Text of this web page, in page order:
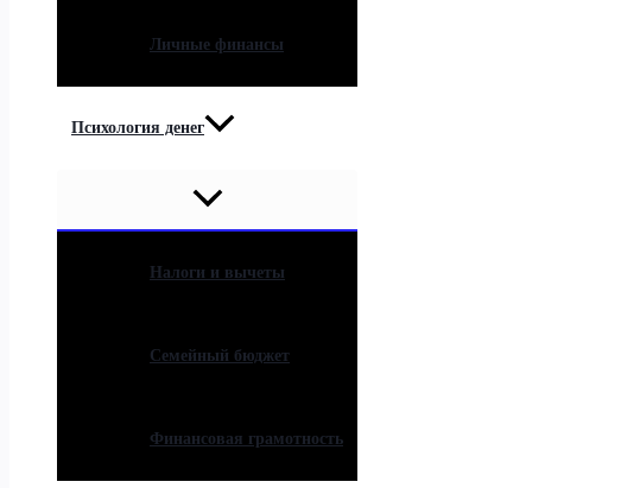
Личные финансы
Психология денег
Налоги и вычеты
Семейный бюджет
Финансовая грамотность